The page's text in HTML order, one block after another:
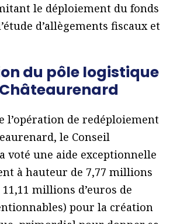
le déploiement du fonds
d’allègements fiscaux et
du pôle logistique
l’opération de redéploiement
le Conseil
voté une aide exceptionnelle
à hauteur de 7,77 millions
millions d’euros de
pour la création